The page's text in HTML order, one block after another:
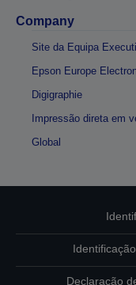
Company
Site da Equipa
Epson Europe
Digigraphie
Impressão direta em
Global
Declaração